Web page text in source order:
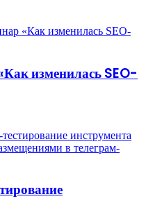
изменилась SEO-